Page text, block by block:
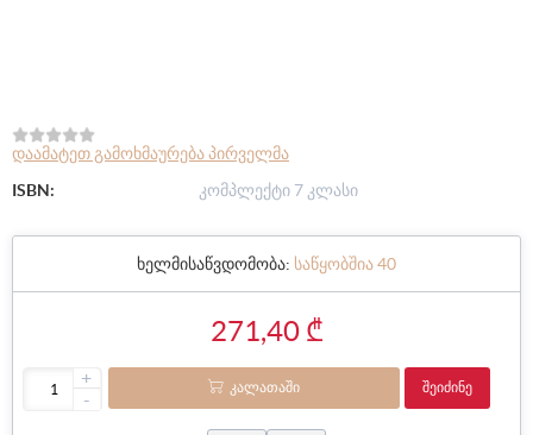
დაამატეთ გამოხმაურება პირველმა
ISBN:
კომპლექტი 7 კლასი
ხელმისაწვდომობა: საწყობშია 40
271,40 ₾
+
-
ᲙᲐᲚᲐᲗᲐᲨᲘ ᲨᲔᲘᲫᲘᲜᲔ